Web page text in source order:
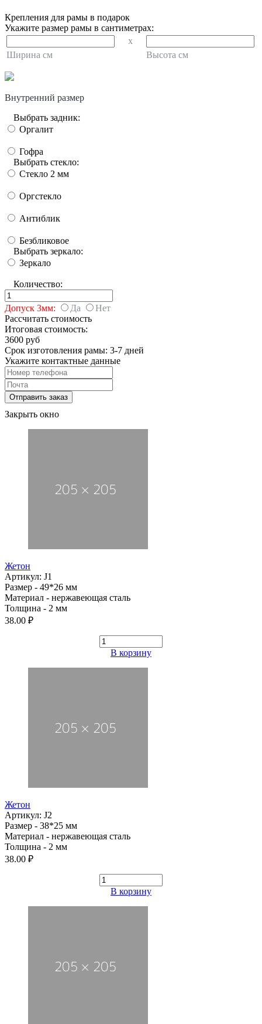
Крепления для рамы в подарок
Укажите размер рамы в сантиметрах:
x
Ширина см
Высота см
Внутренний размер
Выбрать задник:
Оргалит
Гофра
Выбрать стекло:
Стекло 2 мм
Оргстекло
Антиблик
Безбликовое
Выбрать зеркало:
Зеркало
Количество:
Допуск 3мм: Да
Нет
Рассчитать стоимость
Итоговая стоимость:
3600 руб
Срок изготовления рамы: 3-7 дней
Укажите контактные данные
Закрыть окно
Жетон
Артикул: J1
Размер - 49*26 мм
Материал - нержавеющая сталь
Толщина - 2 мм
38.00 ₽
В корзину
Жетон
Артикул: J2
Размер - 38*25 мм
Материал - нержавеющая сталь
Толщина - 2 мм
38.00 ₽
В корзину